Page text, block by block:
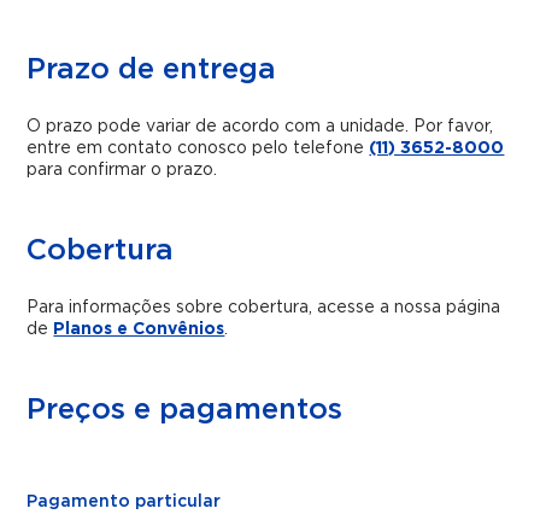
Prazo de entrega
O prazo pode variar de acordo com a unidade. Por favor,
entre em contato conosco pelo telefone (11) 3652-8000
para confirmar o prazo.
Cobertura
Para informações sobre cobertura, acesse a nossa página
de Planos e Convênios.
Preços e pagamentos
Pagamento particular